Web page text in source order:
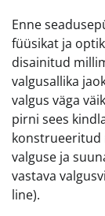
Enne
füüsikat ja
disainitud
valgusallika
valgus väga
pirni sees
konstrueeritud
valguse ja
vastava
line).